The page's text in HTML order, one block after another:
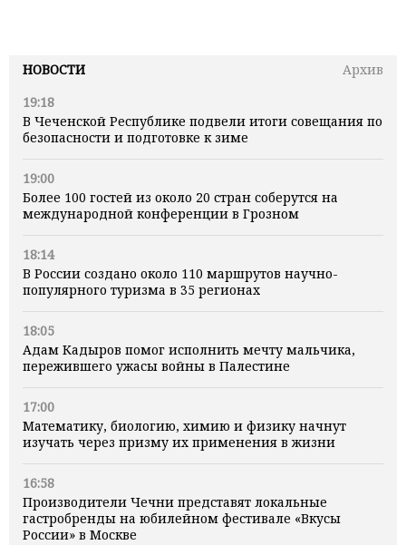
НОВОСТИ
Архив
19:18
В Чеченской Республике подвели итоги совещания по
безопасности и подготовке к зиме
19:00
Более 100 гостей из около 20 стран соберутся на
международной конференции в Грозном
18:14
В России создано около 110 маршрутов научно-
популярного туризма в 35 регионах
18:05
Адам Кадыров помог исполнить мечту мальчика,
пережившего ужасы войны в Палестине
17:00
Математику, биологию, химию и физику начнут
изучать через призму их применения в жизни
16:58
Производители Чечни представят локальные
гастробренды на юбилейном фестивале «Вкусы
России» в Москве